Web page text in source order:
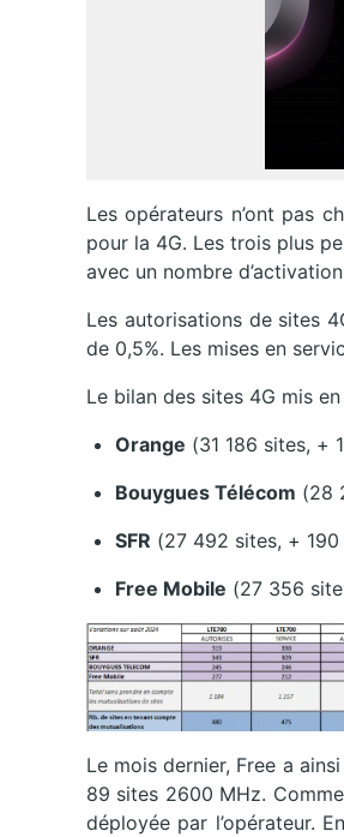
Les opérateurs n’ont pas
pour la 4G. Les trois plus
avec un nombre
Les autorisations de sites
de 0,5%. Les mises en
Le bilan des sites 4G mis
Orange (31 186 sites, +
Bouygues Télécom (28
SFR (27 492 sites, +
Free Mobile (27 356
Le mois dernier, Free a
89 sites 2600 MHz.
déployée par l’opérateur.